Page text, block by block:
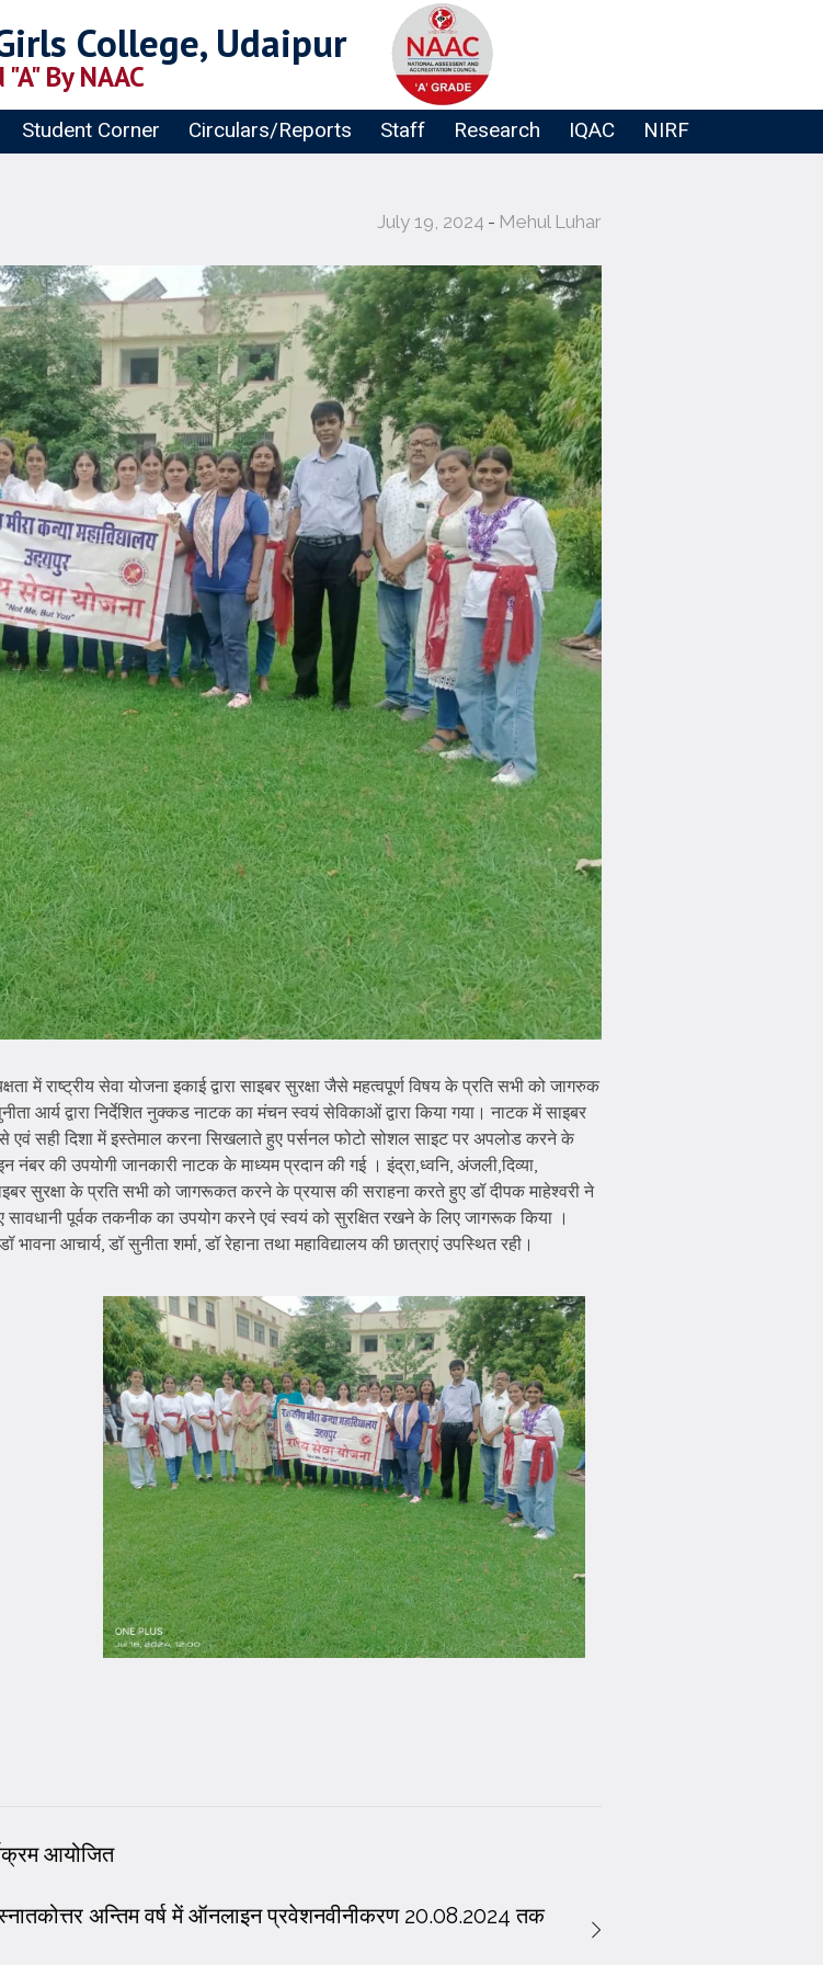
College, Udaipur
By NAAC
Student Corner Circulars/Reports Staff Research IQAC NIRF
July 19, 2024 Mehul Luhar
में राष्ट्रीय सेवा योजना इकाई द्वारा साइबर सुरक्षा जैसे महत्वपूर्ण विषय के प्रति सभी को जागरुक
आर्य द्वारा निर्देशित नुक्कड नाटक का मंचन स्वयं सेविकाओं द्वारा किया गया। नाटक में साइबर
एवं सही दिशा में इस्तेमाल करना सिखलाते हुए पर्सनल फोटो सोशल साइट पर अपलोड करने के
की उपयोगी जानकारी नाटक के माध्यम प्रदान की गई । इंद्रा,ध्वनि, अंजली,दिव्या,
सुरक्षा के प्रति सभी को जागरूकत करने के प्रयास की सराहना करते हुए डॉ दीपक माहेश्वरी ने
सावधानी पूर्वक तकनीक का उपयोग करने एवं स्वयं को सुरक्षित रखने के लिए जागरूक किया ।
आचार्य, डॉ सुनीता शर्मा, डॉ रेहाना तथा महाविद्यालय की छात्राएं उपस्थित रही।
आयोजित
अन्तिम वर्ष में ऑनलाइन प्रवेशनवीनीकरण 20.08.2024 तक